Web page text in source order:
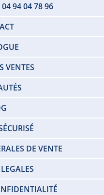
94 04 78 96
VENTES
DE VENTE